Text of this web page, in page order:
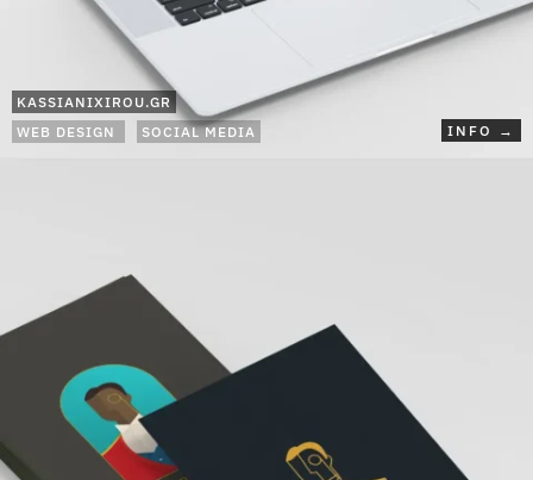
KASSIANIXIROU.GR
INFO →
WEB DESIGN SOCIAL MEDIA